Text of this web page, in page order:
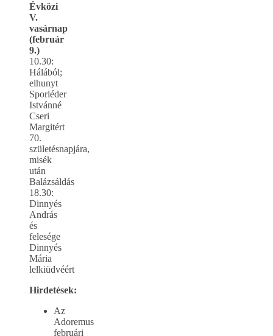
Évközi
V.
vasárnap
(február
9.)
10.30:
Hálából;
elhunyt
Sporléder
Istvánné
Cseri
Margitért
70.
születésnapjára,
misék
után
Balázsáldás
18.30:
Dinnyés
András
és
felesége
Dinnyés
Mária
lelkiüdvéért
Hirdetések:
Az
Adoremus
februári